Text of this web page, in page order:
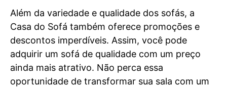
Além da variedade e qualidade dos sofás, a
Casa do Sofá também oferece promoções e
descontos imperdíveis. Assim, você pode
adquirir um sofá de qualidade com um preço
ainda mais atrativo. Não perca essa
oportunidade de transformar sua sala com um